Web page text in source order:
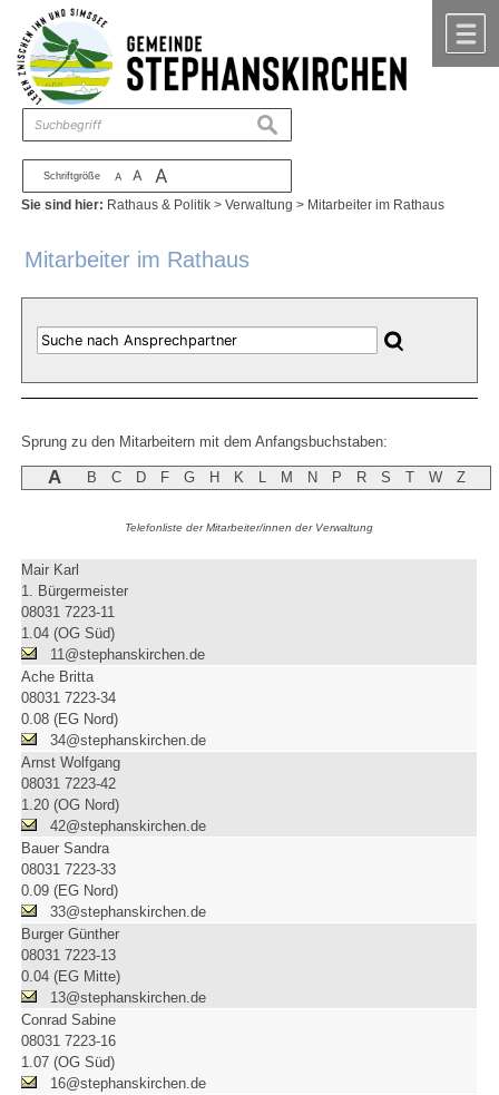
Zum Inhalt ,zur Navigation
Schriftgröße A A A
suchen
Sie sind hier: Rathaus & Politik >Verwaltung > Mitarbeiter im Rathaus
Mitarbeiter im Rathaus
Sprung zu den Mitarbeitern mit dem Anfangsbuchstaben:
A B C D F G H K L M N P R S T W Z
Telefonliste der Mitarbeiter/innen der Verwaltung
Mair Karl
1. Bürgermeister
08031 7223-11
1.04 (OG Süd)
11@stephanskirchen.de
Ache Britta
08031 7223-34
0.08 (EG Nord)
34@stephanskirchen.de
Arnst Wolfgang
08031 7223-42
1.20 (OG Nord)
42@stephanskirchen.de
Bauer Sandra
08031 7223-33
0.09 (EG Nord)
33@stephanskirchen.de
Burger Günther
08031 7223-13
0.04 (EG Mitte)
13@stephanskirchen.de
Conrad Sabine
08031 7223-16
1.07 (OG Süd)
16@stephanskirchen.de